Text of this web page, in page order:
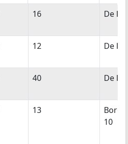
Aantal
Adres
16 De
12 De
40 De
13
10